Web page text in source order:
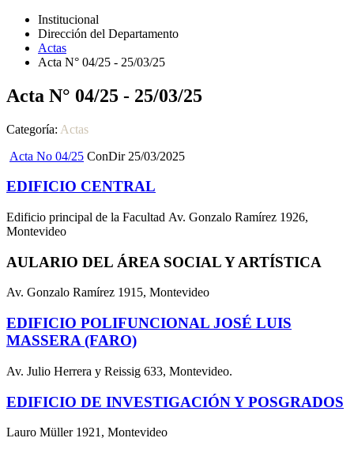
Institucional
Dirección del Departamento
Actas
Acta N° 04/25 - 25/03/25
Acta N° 04/25 - 25/03/25
Categoría: Actas
Acta No 04/25 ConDir 25/03/2025
EDIFICIO CENTRAL
Edificio principal de la Facultad Av. Gonzalo Ramírez 1926,
Montevideo
AULARIO DEL ÁREA SOCIAL Y ARTÍSTICA
Av. Gonzalo Ramírez 1915, Montevideo
EDIFICIO POLIFUNCIONAL JOSÉ LUIS
MASSERA (FARO)
Av. Julio Herrera y Reissig 633, Montevideo.
EDIFICIO DE INVESTIGACIÓN Y POSGRADOS
Lauro Müller 1921, Montevideo